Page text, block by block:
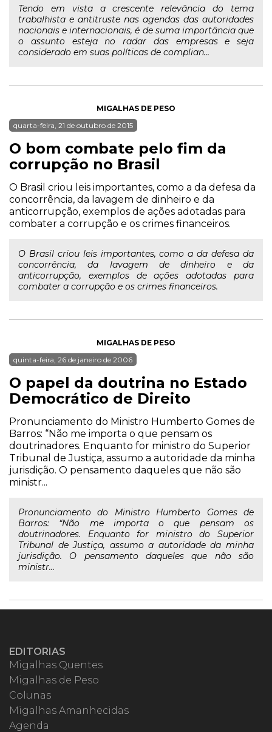
Tendo em vista a crescente relevância do tema
trabalhista e antitruste nas agendas das autoridades
nacionais e internacionais, é de suma importância que
o assunto esteja no radar das empresas e seja
considerado em suas políticas de complian...
MIGALHAS DE PESO
quarta-feira, 21 de outubro de 2015
O bom combate pelo fim da
corrupção no Brasil
O Brasil criou leis importantes, como a da defesa da
concorrência, da lavagem de dinheiro e da
anticorrupção, exemplos de ações adotadas para
combater a corrupção e os crimes financeiros.
O Brasil criou leis importantes, como a da defesa da
concorrência, da lavagem de dinheiro e da
anticorrupção, exemplos de ações adotadas para
combater a corrupção e os crimes financeiros.
MIGALHAS DE PESO
quinta-feira, 26 de janeiro de 2006
O papel da doutrina no Estado
Democrático de Direito
Pronunciamento do Ministro Humberto Gomes de
Barros: “Não me importa o que pensam os
doutrinadores. Enquanto for ministro do Superior
Tribunal de Justiça, assumo a autoridade da minha
jurisdição. O pensamento daqueles que não são
ministr...
Pronunciamento do Ministro Humberto Gomes de
Barros: “Não me importa o que pensam os
doutrinadores. Enquanto for ministro do Superior
Tribunal de Justiça, assumo a autoridade da minha
jurisdição. O pensamento daqueles que não são
ministr...
EDITORIAS
Migalhas Quentes
Migalhas de Peso
Colunas
Migalhas Amanhecidas
Agenda